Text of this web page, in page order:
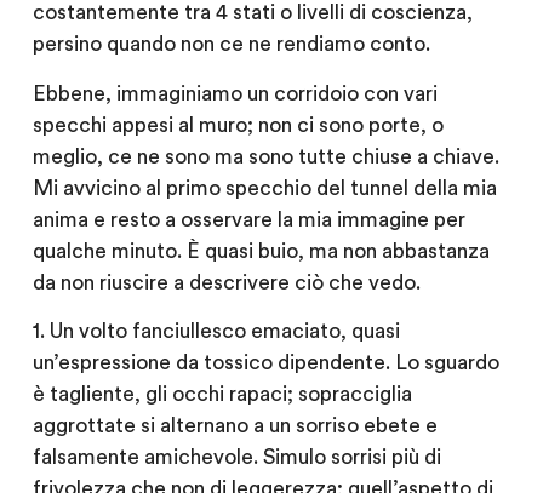
costantemente tra 4 stati o livelli di coscienza,
persino quando non ce ne rendiamo conto.
Ebbene, immaginiamo un corridoio con vari
specchi appesi al muro; non ci sono porte, o
meglio, ce ne sono ma sono tutte chiuse a chiave.
Mi avvicino al primo specchio del tunnel della mia
anima e resto a osservare la mia immagine per
qualche minuto. È quasi buio, ma non abbastanza
da non riuscire a descrivere ciò che vedo.
1. Un volto fanciullesco emaciato, quasi
un’espressione da tossico dipendente. Lo sguardo
è tagliente, gli occhi rapaci; sopracciglia
aggrottate si alternano a un sorriso ebete e
falsamente amichevole. Simulo sorrisi più di